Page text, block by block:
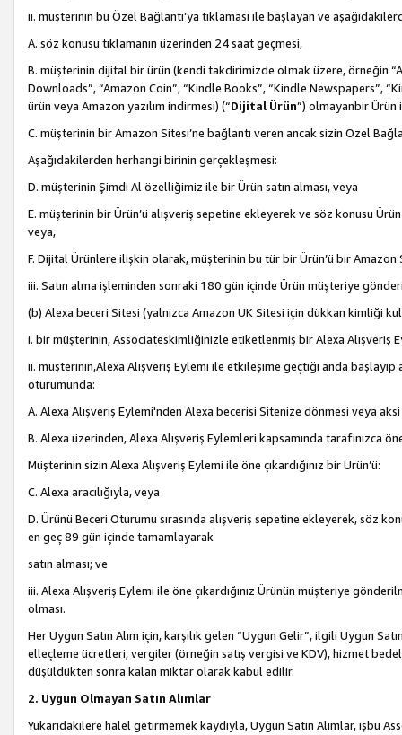
ii. müşterinin bu Özel Bağlantı’ya tıklaması ile başlayan ve
A. söz konusu tıklamanın üzerinden 24 saat geçmesi,
B. müşterinin dijital bir ürün (kendi takdirimizde olmak üzere, örneğin
Downloads”, “Amazon Coin”, “Kindle Books”, “Kindle Newspapers”,
ürün veya Amazon yazılım indirmesi) (“Dijital Ürün”) olmayanbir Ürün
C. müşterinin bir Amazon Sitesi’ne bağlantı veren ancak sizin Özel
Aşağıdakilerden herhangi birinin gerçekleşmesi:
D. müşterinin Şimdi Al özelliğimiz ile bir Ürün satın alması, veya
E. müşterinin bir Ürün’ü alışveriş sepetine ekleyerek ve söz konusu
veya,
F. Dijital Ürünlere ilişkin olarak, müşterinin bu tür bir Ürün’ü bir Amazon
iii. Satın alma işleminden sonraki 180 gün içinde Ürün müşteriye
(b) Alexa beceri Sitesi (yalnızca Amazon UK Sitesi için dükkan kimliği
i. bir müşterinin, Associateskimliğinizle etiketlenmiş bir Alexa Alışveriş
ii. müşterinin,Alexa Alışveriş Eylemi ile etkileşime geçtiği anda
oturumunda:
A. Alexa Alışveriş Eylemi'nden Alexa becerisi Sitenize dönmesi veya
B. Alexa üzerinden, Alexa Alışveriş Eylemleri kapsamında tarafınızca
Müşterinin sizin Alexa Alışveriş Eylemi ile öne çıkardığınız bir Ürün’ü:
C. Alexa aracılığıyla, veya
D. Ürünü Beceri Oturumu sırasında alışveriş sepetine ekleyerek, söz
en geç 89 gün içinde tamamlayarak
satın alması; ve
iii. Alexa Alışveriş Eylemi ile öne çıkardığınız Ürünün müşteriye
olması.
Her Uygun Satın Alım için, karşılık gelen “Uygun Gelir”, ilgili Uygun
elleçleme ücretleri, vergiler (örneğin satış vergisi ve KDV), hizmet
düşüldükten sonra kalan miktar olarak kabul edilir.
2. Uygun Olmayan Satın Alımlar
Yukarıdakilere halel getirmemek kaydıyla, Uygun Satın Alımlar, işbu